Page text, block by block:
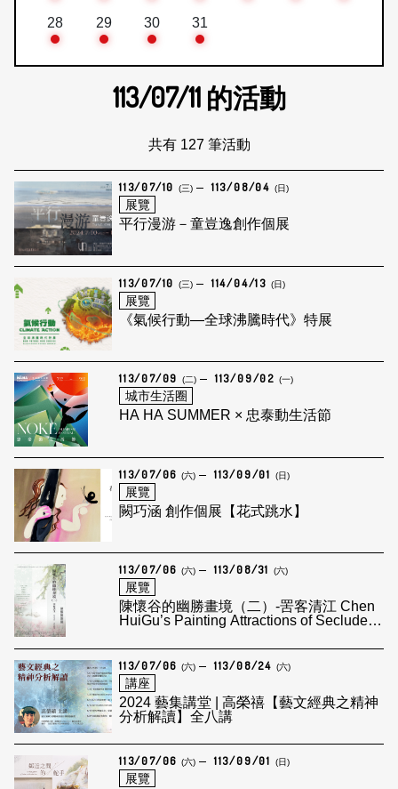
28 29 30 31
113/07/11 的活動
共有 127 筆活動
113/07/10 (三) 113/08/04 (日)
展覽
平行漫游－童豈逸創作個展
113/07/10 (三) 114/04/13 (日)
展覽
《氣候行動—全球沸騰時代》特展
113/07/09 (二) 113/09/02 (一)
城市生活圈
HA HA SUMMER × 忠泰動生活節
113/07/06 (六) 113/09/01 (日)
展覽
闕巧涵 創作個展【花式跳水】
113/07/06 (六) 113/08/31 (六)
展覽
陳懷谷的幽勝畫境（二）-罟客清江 Chen
HuiGu’s Painting Attractions of Secluded
River
113/07/06 (六) 113/08/24 (六)
講座
2024 藝集講堂 | 高榮禧【藝文經典之精神
分析解讀】全八講
113/07/06 (六) 113/09/01 (日)
展覽